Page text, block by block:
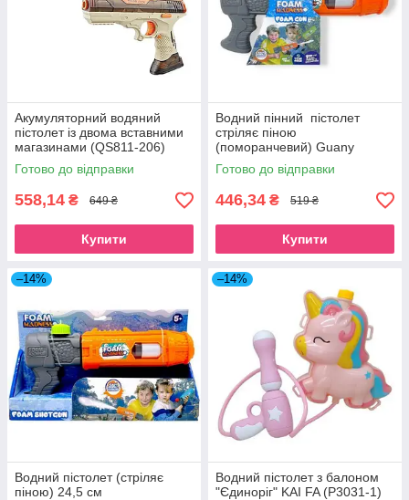
Акумуляторний водяний
пістолет із двома вставними
магазинами (QS811-206)
Готово до відправки
558,14 ₴ 649 ₴
Купити
Водний пінний пістолет
стріляє піною
(поморанчевий) Guany
(F9109-3)
Готово до відправки
446,34 ₴ 519 ₴
Купити
–14%
Водний пістолет (стріляє
піною) 24,5 см
–14%
Водний пістолет з балоном
"Єдиноріг" KAI FA (P3031-1)